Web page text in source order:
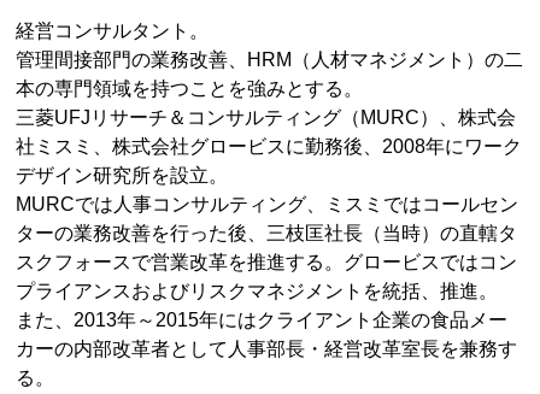
経営コンサルタント。
管理間接部門の業務改善、HRM（人材マネジメント）の二
本の専門領域を持つことを強みとする。
三菱UFJリサーチ＆コンサルティング（MURC）、株式会
社ミスミ、株式会社グロービスに勤務後、2008年にワーク
デザイン研究所を設立。
MURCでは人事コンサルティング、ミスミではコールセン
ターの業務改善を行った後、三枝匡社長（当時）の直轄タ
スクフォースで営業改革を推進する。グロービスではコン
プライアンスおよびリスクマネジメントを統括、推進。
また、2013年～2015年にはクライアント企業の食品メー
カーの内部改革者として人事部長・経営改革室長を兼務す
る。